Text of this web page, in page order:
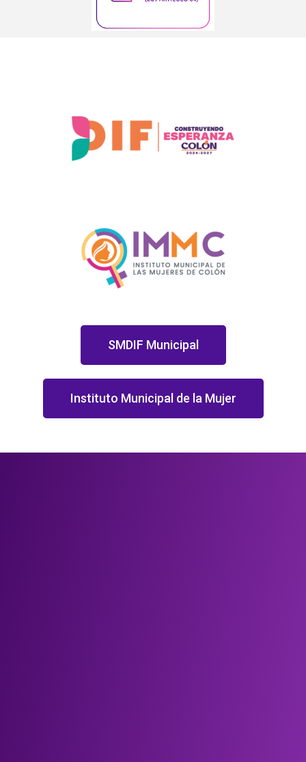
SMDIF Municipal
Instituto Municipal de la Mujer